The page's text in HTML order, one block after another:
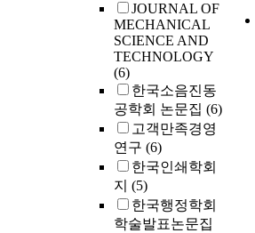
JOURNAL OF
MECHANICAL
SCIENCE AND
TECHNOLOGY
(6)
한국소음진동
공학회 논문집 (6)
고객만족경영
연구 (6)
한국인쇄학회
지 (5)
한국행정학회
학술발표논문집